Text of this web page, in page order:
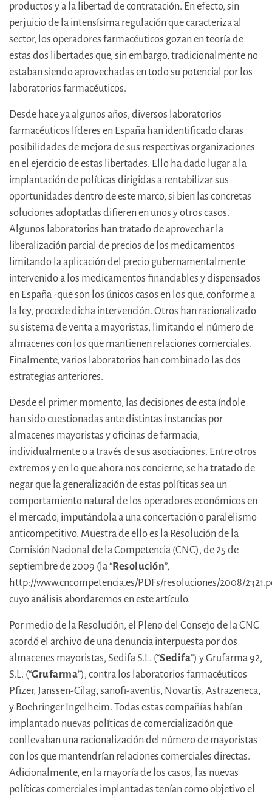
productos y a la libertad de contratación. En efecto, sin
perjuicio de la intensísima regulación que caracteriza al
sector, los operadores farmacéuticos gozan en teoría de
estas dos libertades que, sin embargo, tradicionalmente no
estaban siendo aprovechadas en todo su potencial por los
laboratorios farmacéuticos.
Desde hace ya algunos años, diversos laboratorios
farmacéuticos líderes en España han identificado claras
posibilidades de mejora de sus respectivas organizaciones
en el ejercicio de estas libertades. Ello ha dado lugar a la
implantación de políticas dirigidas a rentabilizar sus
oportunidades dentro de este marco, si bien las concretas
soluciones adoptadas difieren en unos y otros casos.
Algunos laboratorios han tratado de aprovechar la
liberalización parcial de precios de los medicamentos
limitando la aplicación del precio gubernamentalmente
intervenido a los medicamentos financiables y dispensados
en España -que son los únicos casos en los que, conforme a
la ley, procede dicha intervención. Otros han racionalizado
su sistema de venta a mayoristas, limitando el número de
almacenes con los que mantienen relaciones comerciales.
Finalmente, varios laboratorios han combinado las dos
estrategias anteriores.
Desde el primer momento, las decisiones de esta índole
han sido cuestionadas ante distintas instancias por
almacenes mayoristas y oficinas de farmacia,
individualmente o a través de sus asociaciones. Entre otros
extremos y en lo que ahora nos concierne, se ha tratado de
negar que la generalización de estas políticas sea un
comportamiento natural de los operadores económicos en
el mercado, imputándola a una concertación o paralelismo
anticompetitivo. Muestra de ello es la Resolución de la
Comisión Nacional de la Competencia (CNC), de 25 de
septiembre de 2009 (la “Resolución”,
http://www.cncompetencia.es/PDFs/resoluciones/2008/
cuyo análisis abordaremos en este artículo.
Por medio de la Resolución, el Pleno del Consejo de la CNC
acordó el archivo de una denuncia interpuesta por dos
almacenes mayoristas, Sedifa S.L. (“Sedifa”) y Grufarma 92,
S.L. (“Grufarma”), contra los laboratorios farmacéuticos
Pfizer, Janssen-Cilag, sanofi-aventis, Novartis, Astrazeneca,
y Boehringer Ingelheim. Todas estas compañías habían
implantado nuevas políticas de comercialización que
conllevaban una racionalización del número de mayoristas
con los que mantendrían relaciones comerciales directas.
Adicionalmente, en la mayoría de los casos, las nuevas
políticas comerciales implantadas tenían como objetivo el